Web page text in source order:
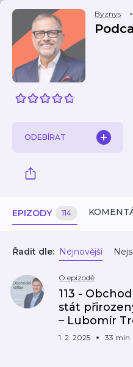
Byznys
ODEBÍRAT
EPIZODY 114
Řadit dle: Nejnovější
O epizodě
113 -
stát
– Lubomír
1. 2. 2025 33 min